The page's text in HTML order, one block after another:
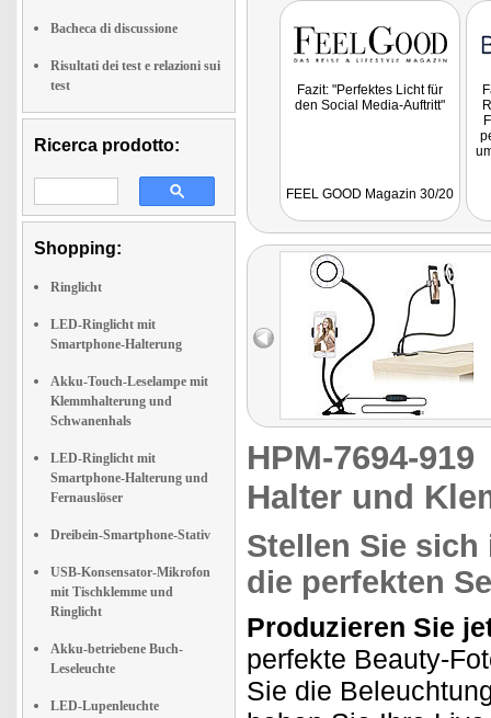
Bacheca di discussione
Risultati dei test e relazioni sui
test
Ricerca prodotto:
Shopping:
Ringlicht
LED-Ringlicht mit
Smartphone-Halterung
Akku-Touch-Leselampe mit
Klemmhalterung und
Schwanenhals
LED-Ringlicht mit
Smartphone-Halterung und
Fernauslöser
Dreibein-Smartphone-Stativ
USB-Konsensator-Mikrofon
mit Tischklemme und
Ringlicht
Akku-betriebene Buch-
Leseleuchte
LED-Lupenleuchte
Fazit: "Perfektes Licht für
den Social Media-Auftritt"
FEEL GOOD Magazin 30/20
HPM-7694-
Halter und
Stellen Sie
die perfekten
Produzieren Sie
perfekte Beauty-
Sie die